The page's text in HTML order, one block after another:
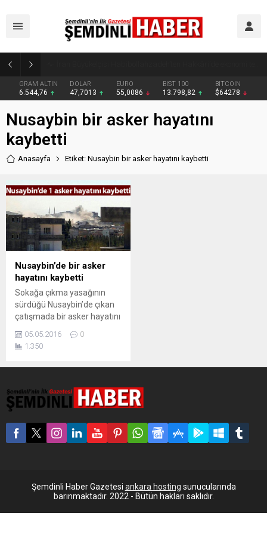
GRAM ALTIN
6.544,76
DOLAR
47,7013
EURO
55,0086
BIST 100
13.798,82
BITCOIN
$64278
Nusaybin bir asker hayatını
kaybetti
Anasayfa Etiket: Nusaybin bir asker hayatını kaybetti
Nusaybin’de bir asker
hayatını kaybetti
Sokağa çıkma yasağının
sürdüğü Nusaybin’de çıkan
çatışmada bir asker hayatını
İlçesi’nde çıkan çatışmada
bir asker hayatını kaybetti.
çatışmada yaralanan bir
asker, kaldırıldığı Nusaybin
Devlet Hastanesi’nde
müdahaleye rağmen
hayatını kaybetti.
05.05.2016
0
1.350
Şemdinli Haber Gazetesi ankara hosting sunucularında
barınmaktadır. 2022 - Bütün hakları saklıdır.